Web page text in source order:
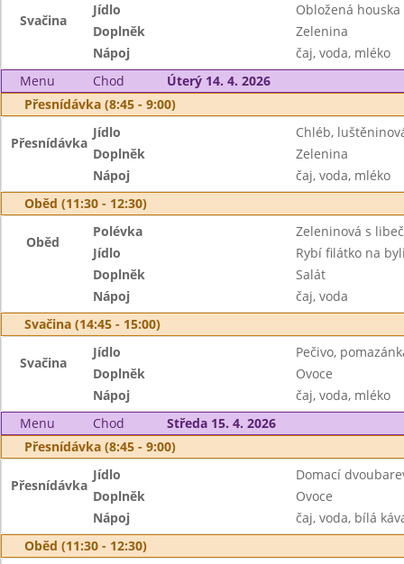
Svačina
Jídlo
Obložená houska
Doplněk
Zelenina
Nápoj
čaj, voda, mléko
Menu
Chod
Úterý 14. 4. 2026
Přesnídávka (8:45 - 9:00)
Přesnídávka
Jídlo
Chléb,
Doplněk
Zelenina
Nápoj
čaj, voda, mléko
Oběd (11:30 - 12:30)
Oběd
Polévka
Zeleninová s
Jídlo
Rybí filátko na
Doplněk
Salát
Nápoj
čaj, voda
Svačina (14:45 - 15:00)
Svačina
Jídlo
Pečivo,
Doplněk
Ovoce
Nápoj
čaj, voda, mléko
Menu
Chod
Středa 15. 4. 2026
Přesnídávka (8:45 - 9:00)
Přesnídávka
Jídlo
Domací
Doplněk
Ovoce
Nápoj
čaj, voda, bílá
Oběd (11:30 - 12:30)